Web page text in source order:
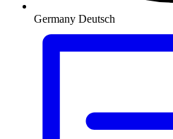
Germany Deutsch